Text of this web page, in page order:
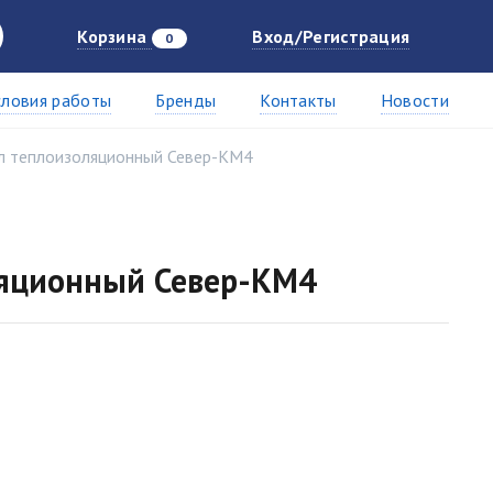
Корзина 0 Вход/Регистрация
работы Бренды Контакты Новости
теплоизоляционный Север-КМ4
Север-КМ4